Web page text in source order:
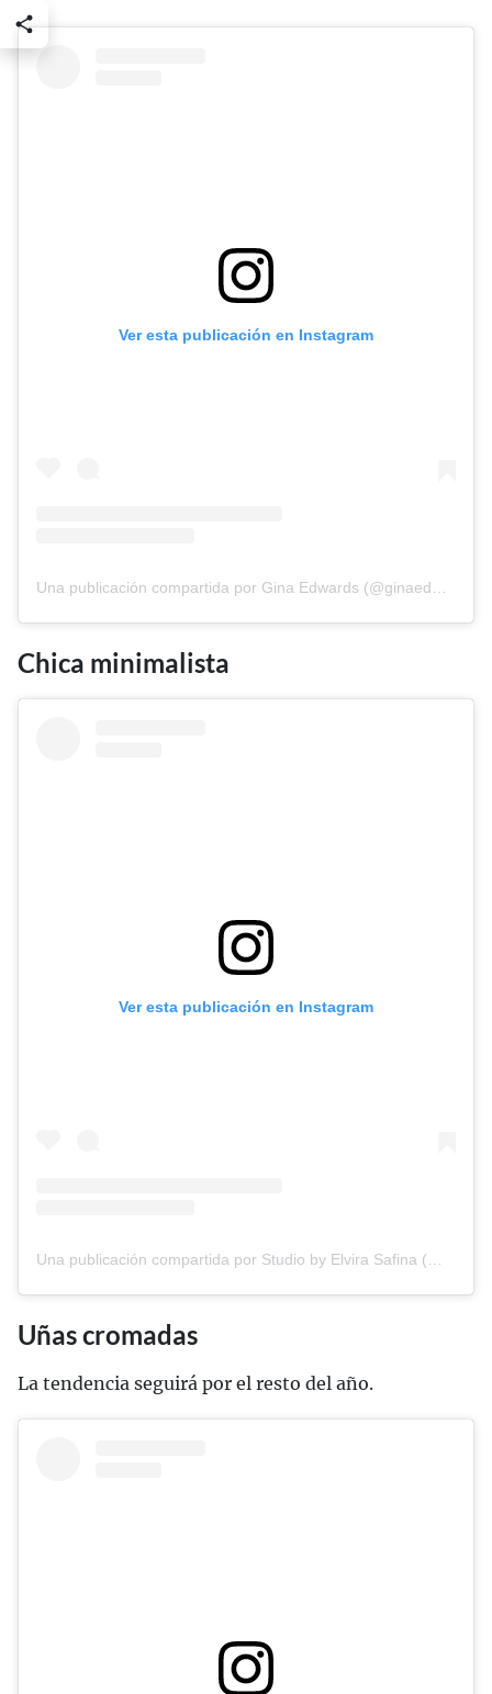
Ver esta publicación en Instagram
Una publicación compartida por Gina Edwards (@ginaedwards_)
Chica minimalista
Ver esta publicación en Instagram
Una publicación compartida por Studio by Elvira Safina (@safinailstudio)
Uñas cromadas
La tendencia seguirá por el resto del año.